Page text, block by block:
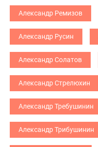
Александр Ремизов
Александр Русин
Александр Солатов
Александр Стрелюхин
Александр Требушинин
Александр Трибушинин